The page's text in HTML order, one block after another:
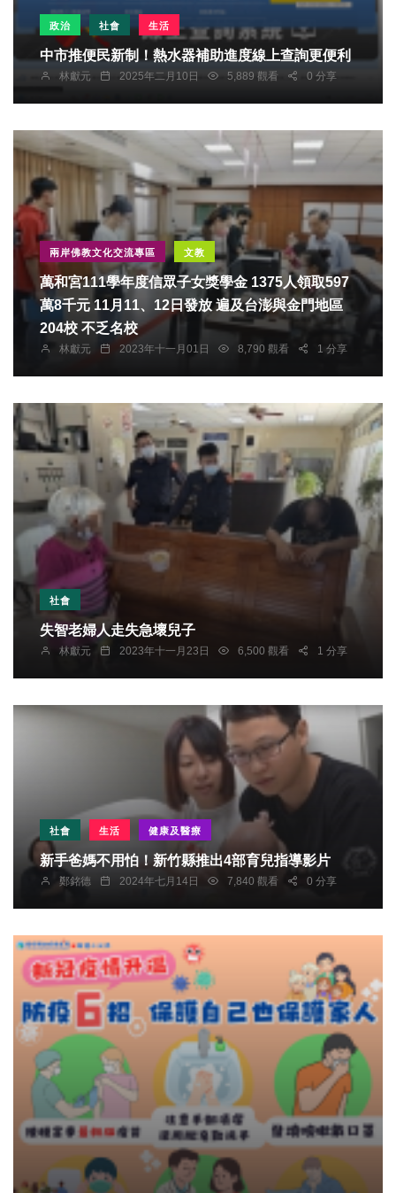
政治 社會 生活
中市推便民新制！熱水器補助進度線上查詢更便利
林獻元 2025年二月10日 5,889 觀看 0 分享
兩岸佛教文化交流專區 文教
萬和宮111學年度信眾子女獎學金 1375人領取597
萬8千元 11月11、12日發放 遍及台澎與金門地區
204校 不乏名校
林獻元 2023年十一月01日 8,790 觀看 1 分享
社會
失智老婦人走失急壞兒子
林獻元 2023年十一月23日 6,500 觀看 1 分享
社會 生活 健康及醫療
新手爸媽不用怕！新竹縣推出4部育兒指導影片
鄭銘德 2024年七月14日 7,840 觀看 0 分享